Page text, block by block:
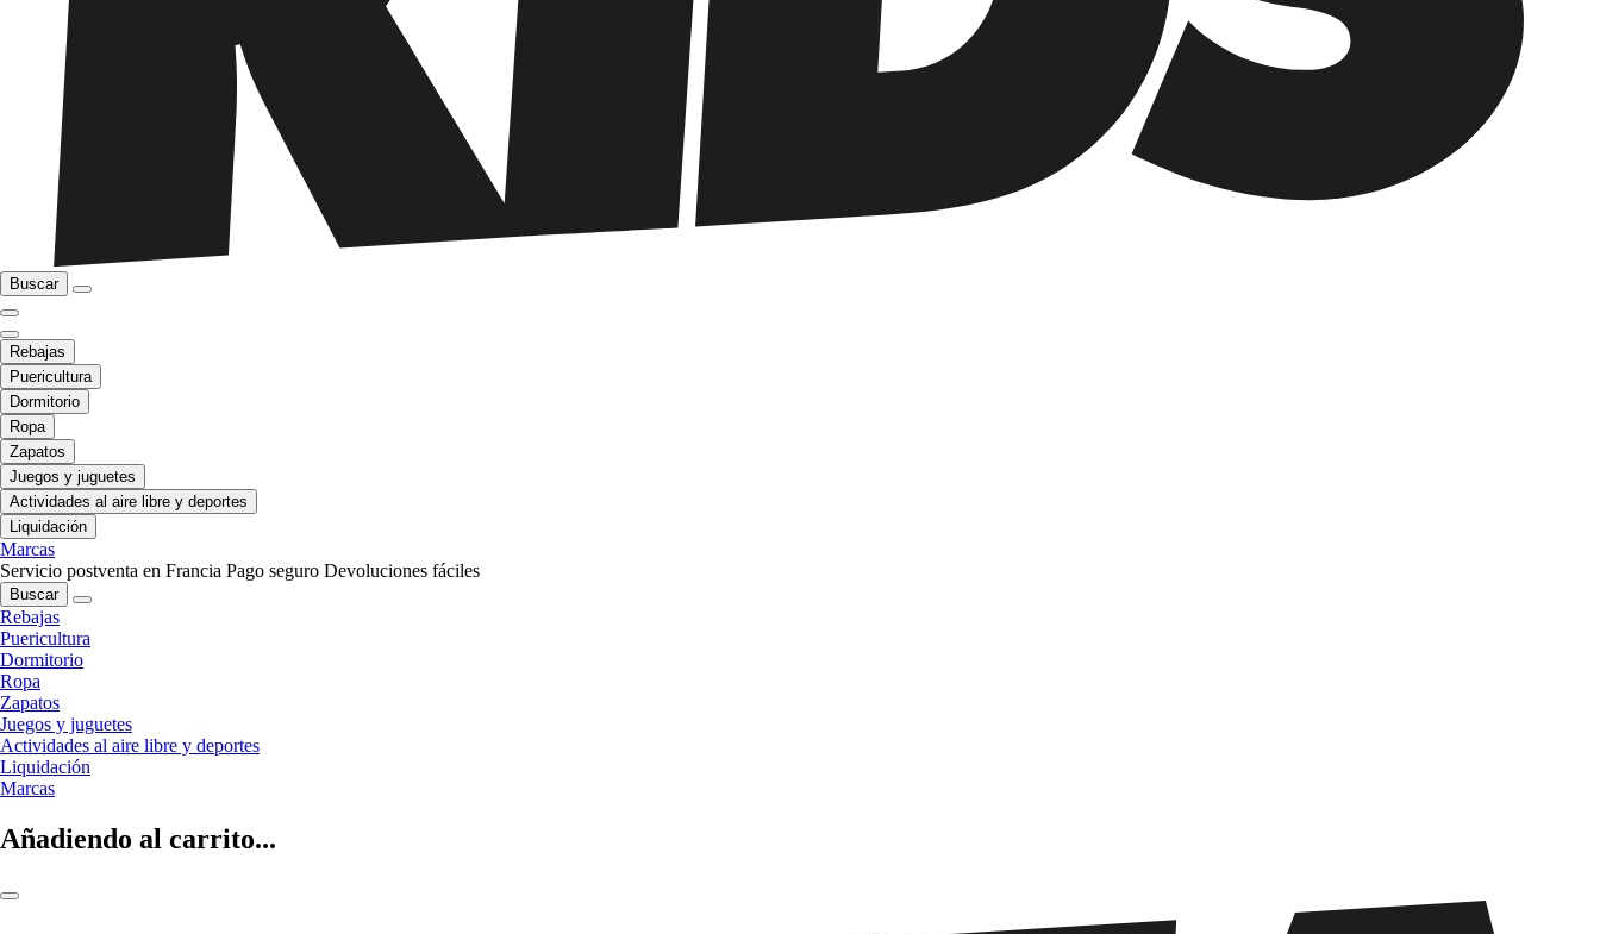
Buscar
Rebajas
Puericultura
Dormitorio
Ropa
Zapatos
Juegos y juguetes
Actividades al aire libre y deportes
Liquidación
Marcas
Servicio postventa en Francia Pago seguro Devoluciones fáciles
Buscar
Rebajas
Puericultura
Dormitorio
Ropa
Zapatos
Juegos y juguetes
Actividades al aire libre y deportes
Liquidación
Marcas
Añadiendo al carrito...